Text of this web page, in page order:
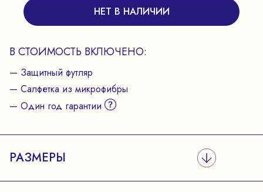
НЕТ В НАЛИЧИИ
В СТОИМОСТЬ ВКЛЮЧЕНО:
— Защитный футляр
— Салфетка из микрофибры
— Один год гарантии
РАЗМЕРЫ